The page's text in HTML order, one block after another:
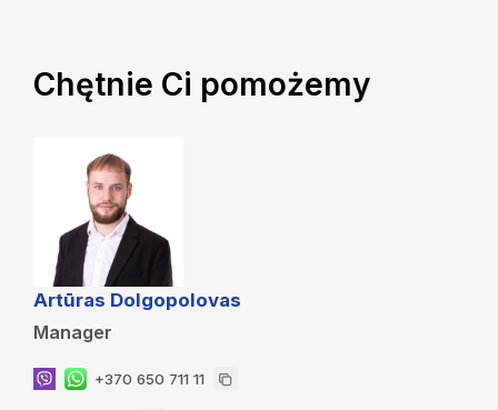
Chętnie Ci pomożemy
Artūras Dolgopolovas
Manager
+370 650 711 11